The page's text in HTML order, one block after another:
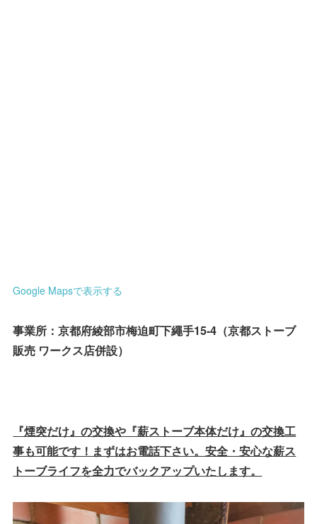
Google Mapsで表示する
事業所：京都府綾部市梅迫町下繩手15-4（京都ストーブ
販売 ワークス店併設）
『煙突だけ』の交換や『薪ストーブ本体だけ』の交換工
事も可能です！まずはお電話下さい。安全・安心な薪ス
トーブライフを全力でバックアップいたします。